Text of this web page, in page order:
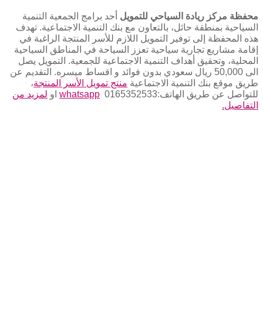
محفظة مركز ريادة السياحي للتمويل أحد برامج الجمعية التنمية
السياحية بمنطقة حائل، بالتعاون مع بنك التنمية الاجتماعية. تهدف
هذه المحفظة إلى توفير التمويل اللازم للأسر المنتجة الراغبة في
إقامة مشاريع تجارية سياحية تعزز السياحة في المناطق السياحية
المحلية، وتحقيق أهداف التنمية الاجتماعية للجمعية. التمويل يصل
الى 50,000 ريال سعودي بدون فوائد و اقساط ميسره. التقديم عن
طريق موقع بنك التنمية الاجتماعية منتج تمويل الأسر المنتجة،
للتواصل عن طريق الهاتف:0165352533
whatsapp او لمزيد من
التفاصيل.